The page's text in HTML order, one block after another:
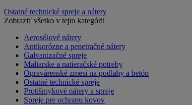
Ostatné technické spreje a nátery
Zobraziť všetko v tejto kategórii
Aerosólové nátery
Antikorózne a penetračné nátery
Galvanizačné spreje
Maliarske a natieračské potreby
Opravárenské zmesi na podlahy a betón
Ostatné technické spreje
Protišmykové nátery a spreje
Spreje pre ochranu kovov